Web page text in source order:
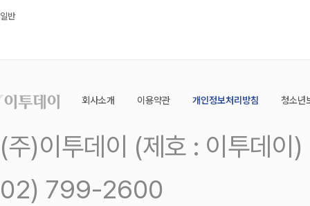
일반
회사소개 이용약관 개인정보처리방침 청소년
(주)이투데이 (제호 : 이투데
02) 799-2600